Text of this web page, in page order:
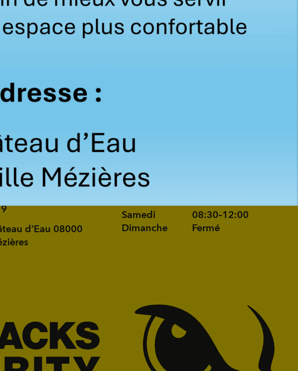
Acier
IP40/IK08
security.fr
d’Eau 08000
Lundi au
Samedi
08:30–12:00
Dimanche
Fermé